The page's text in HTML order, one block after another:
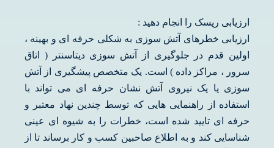
ارزیابی ریسک را انجام دهید :
ارزیابی خطرهای آتش سوزی به شکلی حرفه ای و بهینه ،
اولین قدم در جلوگیری از آتش سوزی دیتاسنتر ( اتاق
سرور ، مراکز داده ) است. یک متخصص پیشگیری از آتش
سوزی یا یک نیروی آتش نشان حرفه ای می تواند با
استفاده از راهنمایی هایی که توسط چندین نهاد معتبر و
حرفه ای تایید شده است، خطرات را به شیوه ای عینی
شناسایی کند و به اطلاع صاحبین کسب و کار برساند تا از